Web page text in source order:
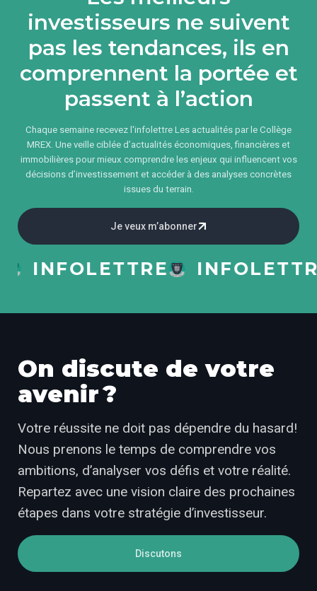
investisseurs ne suivent
pas les tendances, ils en
comprennent la portée et
passent à l’action
Chaque semaine recevez l'infolettre Les actualités par le Collège
MREX. Une veille ciblée d’actualités économiques, financières et
immobilières pour mieux comprendre les enjeux qui influencent vos
décisions d’investissement et accéder à des analyses concrètes
issues du terrain.
Je veux m’abonner
INFOLETTRE INFOLETTRE
On discute de votre
avenir ?
Votre réussite ne doit pas dépendre du hasard!
Nous prenons le temps de comprendre vos
ambitions, d’analyser vos défis et votre réalité.
Repartez avec une vision claire des prochaines
étapes dans votre stratégie d’investisseur.
Discutons